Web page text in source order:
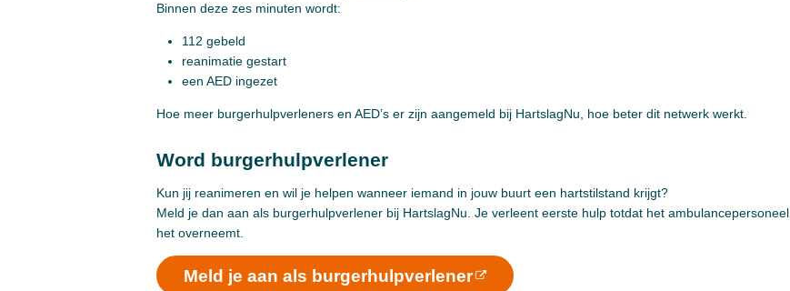
Binnen deze zes minuten wordt:
112 gebeld
reanimatie gestart
een AED ingezet
Hoe meer burgerhulpverleners en AED’s er zijn aangemeld bij HartslagNu, hoe beter dit netwerk werkt.
Word burgerhulpverlener
Kun jij reanimeren en wil je helpen wanneer iemand in jouw buurt een hartstilstand krijgt?
Meld je dan aan als burgerhulpverlener bij HartslagNu. Je verleent eerste hulp totdat het ambulancepersoneel
het overneemt.
Meld je aan als burgerhulpverlener